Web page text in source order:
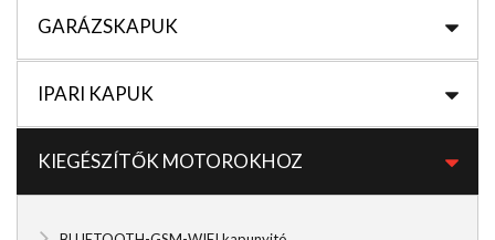
GARÁZSKAPUK
IPARI KAPUK
KIEGÉSZÍTŐK MOTOROKHOZ